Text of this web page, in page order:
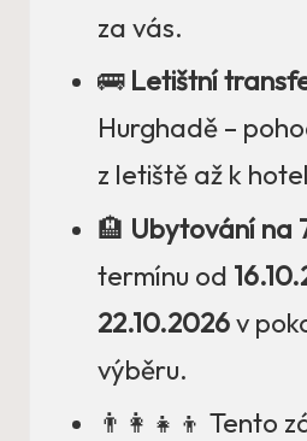
za vás.
🚌 Letištní
Hurghadě –
z letiště až k
🏨 Ubytování na
termínu od
22.10.2026v
výběru.
👨‍👩‍👧‍👦 Tento